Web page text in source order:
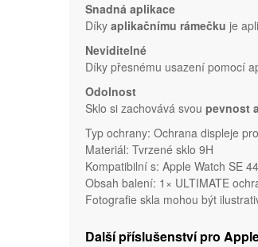
Snadná aplikace
Díky aplikačnímu rámečku je
Neviditelné
Díky přesnému usazení pomocí
Odolnost
Sklo si zachovává svou pevnost
Typ ochrany: Ochrana displeje
Materiál: Tvrzené sklo 9H
Kompatibilní s: Apple Watch SE
Obsah balení: 1× ULTIMATE
Fotografie skla mohou být
Další příslušenství pro